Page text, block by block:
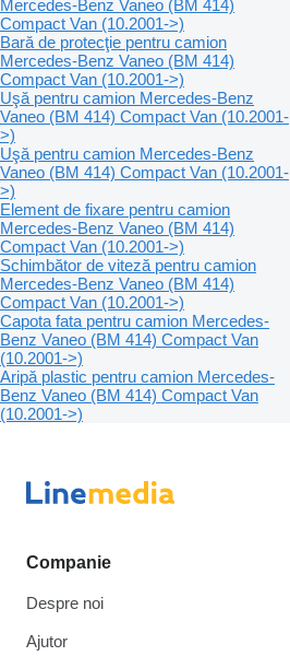
Mercedes-Benz Vaneo (BM 414)
Compact Van (10.2001->)
Bară de protecţie pentru camion
Mercedes-Benz Vaneo (BM 414)
Compact Van (10.2001->)
Uşă pentru camion Mercedes-Benz
Vaneo (BM 414) Compact Van (10.2001-
>)
Uşă pentru camion Mercedes-Benz
Vaneo (BM 414) Compact Van (10.2001-
>)
Element de fixare pentru camion
Mercedes-Benz Vaneo (BM 414)
Compact Van (10.2001->)
Schimbător de viteză pentru camion
Mercedes-Benz Vaneo (BM 414)
Compact Van (10.2001->)
Capota fata pentru camion Mercedes-
Benz Vaneo (BM 414) Compact Van
(10.2001->)
Aripă plastic pentru camion Mercedes-
Benz Vaneo (BM 414) Compact Van
(10.2001->)
Companie
Despre noi
Ajutor